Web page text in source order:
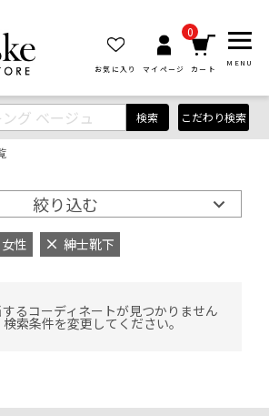
お気に入り マイページ
0
カート
MENU
検索 こだわり検索
絞り込む
女性 紳士靴下
るコーディネートが見つかりません
索条件を変更してください。